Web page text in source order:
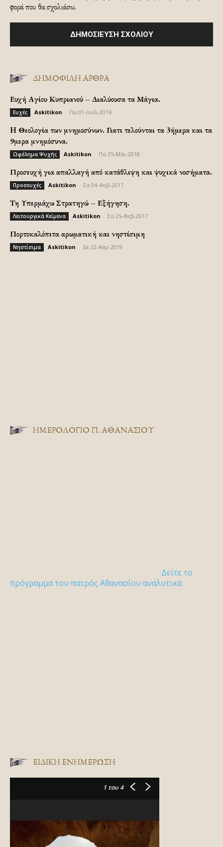
φορά που θα σχολιάσω.
ΔΗΜΟΦΙΛΗ ΑΡΘΡΑ
Ευχή Αγίου Κυπριανού – Διαλύουσα τα Μάγια.
Ευχές Askitikon Πα 01-Ιούλ-2016
H Θεολογία των μνημοσύνων. Γιατι τελούνται τα 3ήμερα και τα
9μερα μνημόσυνα.
Ωφέλημα Ψυχής Askitikon Πα 25-Μάι-2018
Προσευχή για απαλλαγή από κατάθλιψη και ψυχικά νοσήματα.
Προσευχές Askitikon Σα 04-Φεβ-2017
Τη Υπερμάχω Στρατηγώ – Εξήγηση.
Λειτουργικά Κείμενα Askitikon Σα 25-Φεβ-2017
Πορτοκαλόπιτα αρωματική και νηστίσιμη
Νηστίσιμα Askitikon Δε 22-Απρ-2019
ΗΜΕΡΟΛΟΓΙΟ Π. ΑΘΑΝΑΣΙΟΥ
Δείτε το
πρόγραμμα του πατρός Αθανασίου αναλυτικά
ΕΙΔΙΚΉ ΕΝΗΜΈΡΩΣΗ
1 του 4